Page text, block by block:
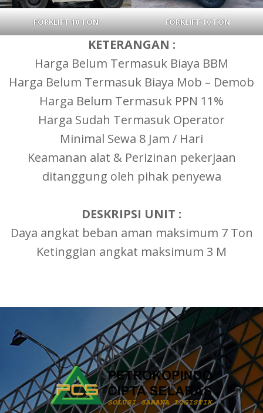
FORKLIFT 10 TON FORKLIFT 10 TON
KETERANGAN :
Harga Belum Termasuk Biaya BBM
Harga Belum Termasuk Biaya Mob – Demob
Harga Belum Termasuk PPN 11%
Harga Sudah Termasuk Operator
Minimal Sewa 8 Jam / Hari
Keamanan alat & Perizinan pekerjaan
ditanggung oleh pihak penyewa
DESKRIPSI UNIT :
Daya angkat beban aman maksimum 7 Ton
Ketinggian angkat maksimum 3 M